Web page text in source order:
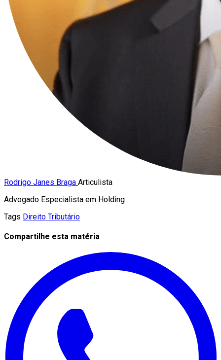
Rodrigo Janes Braga Articulista
Advogado Especialista em Holding
Tags Direito Tributário
Compartilhe esta matéria